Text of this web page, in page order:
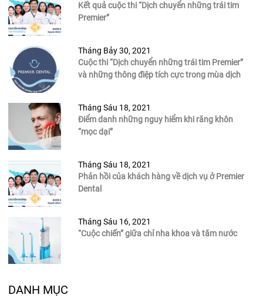
Kết quả cuộc thi “Dịch chuyển những trái tim
Premier”
Tháng Bảy 30, 2021
Cuộc thi “Dịch chuyển những trái tim Premier”
và những thông điệp tích cực trong mùa dịch
Tháng Sáu 18, 2021
Điểm danh những nguy hiểm khi răng khôn
“mọc dại”
Tháng Sáu 18, 2021
Phản hồi của khách hàng về dịch vụ ở Premier
Dental
Tháng Sáu 16, 2021
“Cuộc chiến” giữa chỉ nha khoa và tăm nước
DANH MỤC